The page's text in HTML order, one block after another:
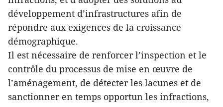
développement d’infrastructures afin de
répondre aux exigences de la croissance
démographique.
Il est nécessaire de renforcer l’inspection et le
contrôle du processus de mise en œuvre de
l’aménagement, de détecter les lacunes et de
sanctionner en temps opportun les infractions,